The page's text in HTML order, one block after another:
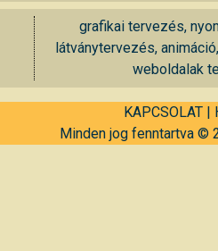
grafikai tervezés,
látványtervezés,
weboldalak
KAPCSOLAT |
Minden jog fenntartva ©